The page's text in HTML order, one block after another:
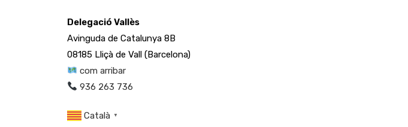
Delegació Vallès
Avinguda de Catalunya 8B
08185 Lliçà de Vall (Barcelona)
com arribar
936 263 736
Català ▼